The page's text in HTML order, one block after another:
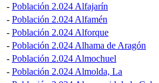
- Población 2.024 Alfajarín
- Población 2.024 Alfamén
- Población 2.024 Alforque
- Población 2.024 Alhama de Aragón
- Población 2.024 Almochuel
- Población 2.024 Almolda, La